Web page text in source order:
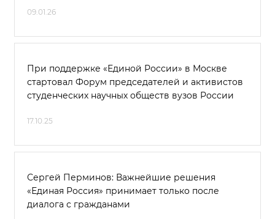
09.01.26
При поддержке «Единой России» в Москве
стартовал Форум председателей и активистов
студенческих научных обществ вузов России
17.10.25
Сергей Перминов: Важнейшие решения
«Единая Россия» принимает только после
диалога с гражданами